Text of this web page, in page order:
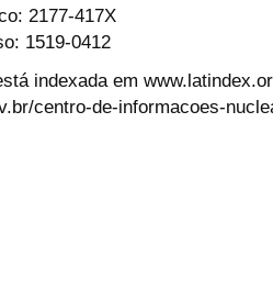
2177-417X
1519-0412
indexada em
centro-de-informacoes-